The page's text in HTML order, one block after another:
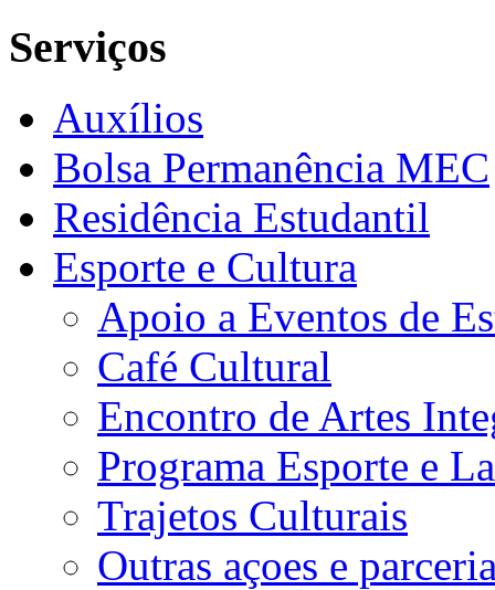
Serviços
Auxílios
Bolsa Permanência MEC
Residência Estudantil
Esporte e Cultura
Apoio a Eventos de
Café Cultural
Encontro de Artes
Programa Esporte e
Trajetos Culturais
Outras açoes e